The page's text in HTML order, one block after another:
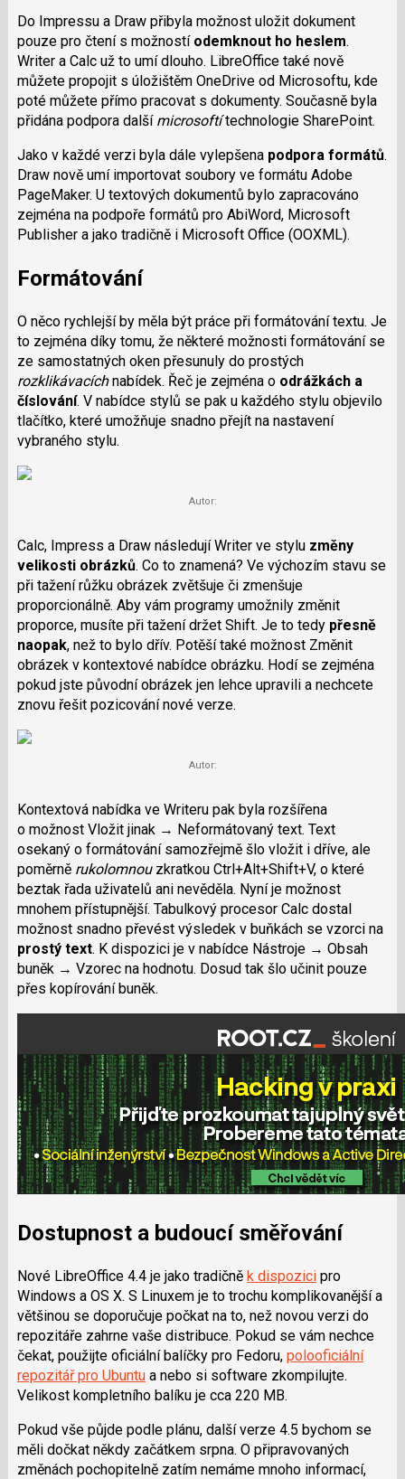
Do Impressu a Draw přibyla možnost uložit dokument
pouze pro čtení s možností odemknout ho heslem.
Writer a Calc už to umí dlouho. LibreOffice také nově
můžete propojit s úložištěm OneDrive od Microsoftu, kde
poté můžete přímo pracovat s dokumenty. Současně byla
přidána podpora další microsoftítechnologie SharePoint.
Jako v každé verzi byla dále vylepšena podpora formátů.
Draw nově umí importovat soubory ve formátu Adobe
PageMaker. U textových dokumentů bylo zapracováno
zejména na podpoře formátů pro AbiWord, Microsoft
Publisher a jako tradičně i Microsoft Office (OOXML).
Formátování
O něco rychlejší by měla být práce při formátování textu. Je
to zejména díky tomu, že některé možnosti formátování se
ze samostatných oken přesunuly do prostých
rozklikávacíchnabídek. Řeč je zejména o odrážkách a
číslování. V nabídce stylů se pak u každého stylu objevilo
tlačítko, které umožňuje snadno přejít na nastavení
vybraného stylu.
Autor:
Calc, Impress a Draw následují Writer ve stylu změny
velikosti obrázků. Co to znamená? Ve výchozím stavu se
při tažení růžku obrázek zvětšuje či zmenšuje
proporcionálně. Aby vám programy umožnily změnit
proporce, musíte při tažení držet Shift. Je to tedy přesně
naopak, než to bylo dřív. Potěší také možnost Změnit
obrázek v kontextové nabídce obrázku. Hodí se zejména
pokud jste původní obrázek jen lehce upravili a nechcete
znovu řešit pozicování nové verze.
Autor:
Kontextová nabídka ve Writeru pak byla rozšířena
o možnost Vložit jinak → Neformátovaný text. Text
osekaný o formátování samozřejmě šlo vložit i dříve, ale
poměrně rukolomnouzkratkou Ctrl+Alt+Shift+V, o které
beztak řada uživatelů ani nevěděla. Nyní je možnost
mnohem přístupnější. Tabulkový procesor Calc dostal
možnost snadno převést výsledek v buňkách se vzorci na
prostý text. K dispozici je v nabídce Nástroje → Obsah
buněk → Vzorec na hodnotu. Dosud tak šlo učinit pouze
přes kopírování buněk.
Dostupnost a budoucí směřování
Nové LibreOffice 4.4 je jako tradičně k dispozicipro
Windows a OS X. S Linuxem je to trochu komplikovanější a
většinou se doporučuje počkat na to, než novou verzi do
repozitáře zahrne vaše distribuce. Pokud se vám nechce
čekat, použijte oficiální balíčky pro Fedoru, polooficiální
repozitář pro Ubuntua nebo si software zkompilujte.
Velikost kompletního balíku je cca 220 MB.
Pokud vše půjde podle plánu, další verze 4.5 bychom se
měli dočkat někdy začátkem srpna. O připravovaných
změnách pochopitelně zatím nemáme mnoho informací,